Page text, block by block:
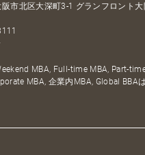
市北区大深町3-1 グランフロント大
MBA, Full-time MBA, Part-
MBA, 企業内MBA, Global BBA